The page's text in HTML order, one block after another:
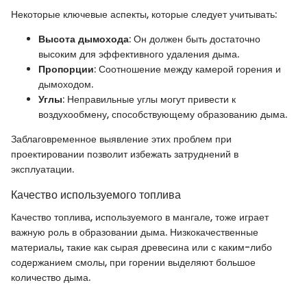
Некоторые ключевые аспекты, которые следует учитывать:
Высота дымохода: Он должен быть достаточно
высоким для эффективного удаления дыма.
Пропорции: Соотношение между камерой горения и
дымоходом.
Углы: Неправильные углы могут привести к
воздухообмену, способствующему образованию дыма.
Заблаговременное выявление этих проблем при
проектировании позволит избежать затруднений в
эксплуатации.
Качество используемого топлива
Качество топлива, используемого в мангале, тоже играет
важную роль в образовании дыма. Низкокачественные
материалы, такие как сырая древесина или с каким-либо
содержанием смолы, при горении выделяют большое
количество дыма.